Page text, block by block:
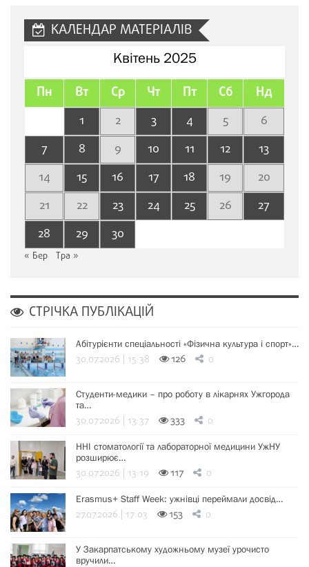
КАЛЕНДАР МАТЕРІАЛІВ
Квітень 2025
Пн Вт Ср Чт Пт Сб Нд
1 2 3 4 5
6
7
8 9 10 11 12
13
14
15 16 17 18 19
20
21
22 23 24 25 26
27
28
29 30
« Бер Тра »
СТРІЧКА ПУБЛІКАЦІЙ
Абітурієнти спеціальності «Фізична культура і спорт»…
30.07.2026 | 15:38 126 0
Студенти-медики – про роботу в лікарнях Ужгорода
та…
30.07.2026 | 13:37 333 0
ННІ стоматології та лабораторної медицини УжНУ
розширює…
30.07.2026 | 13:19 117 0
Erasmus+ Staff Week: ужнівці переймали досвід…
27.07.2026 | 17:03 153 0
У Закарпатському художньому музеї урочисто
вручили…